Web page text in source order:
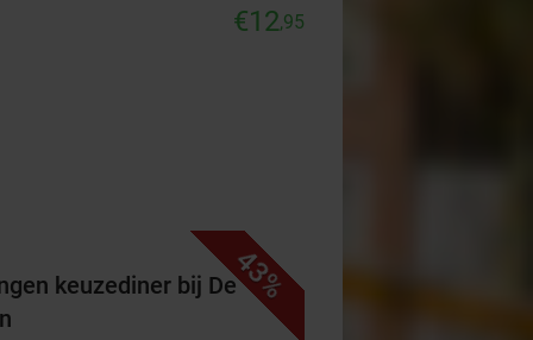
€12,95
43%
keuzediner bij De